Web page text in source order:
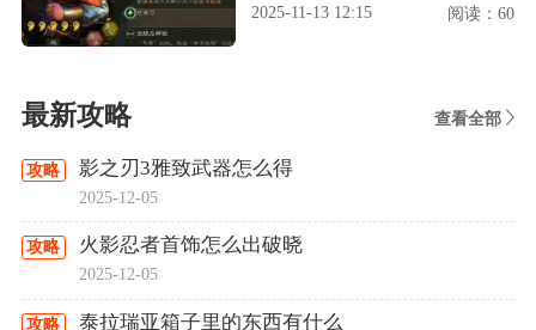
2025-11-13 12:15 阅读：60
最新攻略 查看全部
攻略 影之刃3雅致武器怎么得
2025-12-05
攻略 火影忍者首饰怎么出破晓
2025-12-05
攻略 泰拉瑞亚箱子里的东西有什么